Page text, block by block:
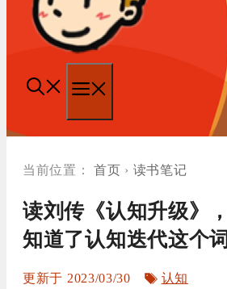
单
首页 › 读书笔记
读刘传《认知升级》，
知道了认知迭代这个词
2023/03/30
标
认知